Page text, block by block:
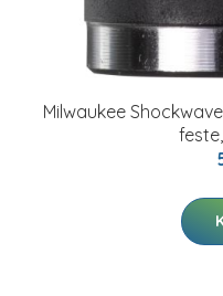
Milwaukee